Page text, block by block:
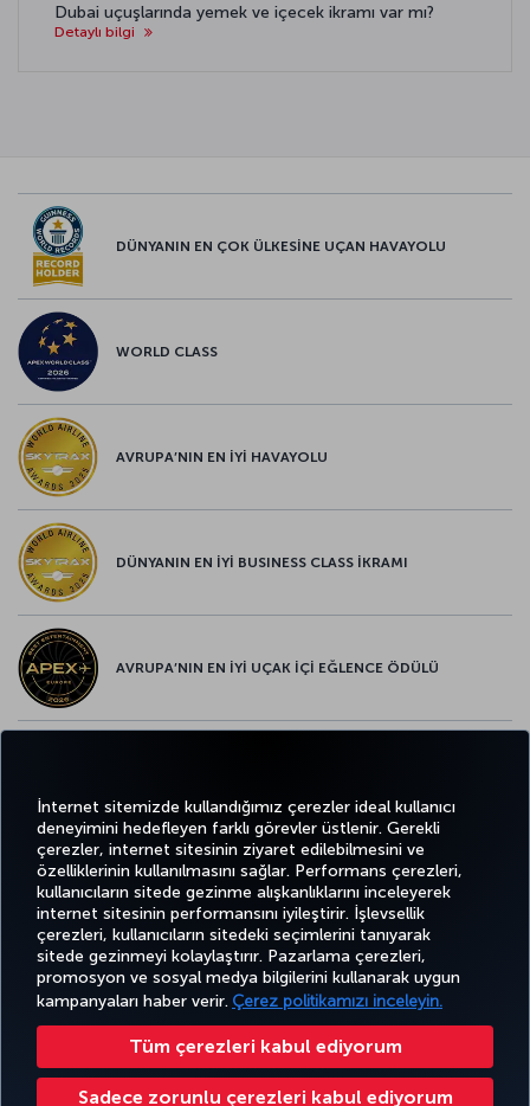
İnternet sitemizde kullandığımız çerezler ideal kullanıcı
deneyimini hedefleyen farklı görevler üstlenir. Gerekli
çerezler, internet sitesinin ziyaret edilebilmesini ve
özelliklerinin kullanılmasını sağlar. Performans çerezleri,
kullanıcıların sitede gezinme alışkanlıklarını inceleyerek
internet sitesinin performansını iyileştirir. İşlevsellik
çerezleri, kullanıcıların sitedeki seçimlerini tanıyarak
sitede gezinmeyi kolaylaştırır. Pazarlama çerezleri,
promosyon ve sosyal medya bilgilerini kullanarak uygun
kampanyaları haber verir. Çerez politikamızı inceleyin.
Tüm çerezleri kabul ediyorum
Sadece zorunlu çerezleri kabul ediyorum
Dubai uçuşlarında yemek ve içecek ikramı var mı?
Detaylı bilgi
DÜNYANIN EN ÇOK ÜLKESİNE UÇAN HAVAYOLU
WORLD CLASS
AVRUPA’NIN EN İYİ HAVAYOLU
DÜNYANIN EN İYİ BUSINESS CLASS İKRAMI
AVRUPA’NIN EN İYİ UÇAK İÇİ EĞLENCE ÖDÜLÜ
TwitterFacebook
Instagram
YoutubeLinkedIn
TiktokBlogPinterest
BİLET
AL VE
YÖNET
DENEYİM
FIRSATLAR
VE UÇUŞ
NOKTALARI
POPÜLER
UÇUŞLAR
YARDIM
AIRLINES
HOLIDAYS
Bilgi Toplumu Hizmetleri Erişilebilirlik Gizlilik ve Çerez Politikası Yasal Uyarı Yolcu Hakları
Çerez Ayarlarını Değiştir 1-800-874 8875